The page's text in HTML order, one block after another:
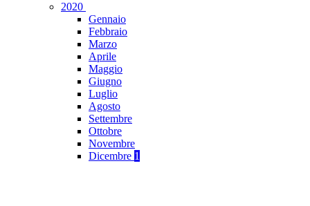
2020
Gennaio
Febbraio
Marzo
Aprile
Maggio
Giugno
Luglio
Agosto
Settembre
Ottobre
Novembre
Dicembre 1